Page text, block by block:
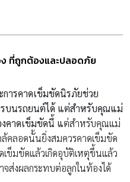
ที่ถูกต้องและปลอดภัย
ารคาดเข็มขัดนิรภัยช่วย
บนรถยนต์ได้ แต่สำหรับคุณแม่
คาดเข็มขัดนี้ แต่สำหรับคุณแม่
ล้คลอดนั้นยิ่งสมควรคาดเข็มขัด
เข็มขัดแล้วเกิดอุบัติเหตุขึ้นแล้ว
จส่งผลกระทบต่อลูกในท้องได้